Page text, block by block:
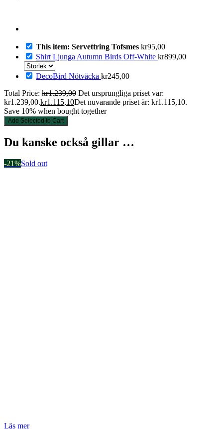
This item: Servettring Tofsmes kr95,00
Shirt Ljunga Autumn Birds Off-White kr899,00
DecoBird Nötväcka kr245,00
Total Price: kr1.239,00 Det ursprungliga priset var:
kr1.239,00.kr1.115,10Det nuvarande priset är: kr1.115,10.
Save 10% when bought together
Add Selected to Cart
Du kanske också gillar …
-21%Sold out
Läs mer